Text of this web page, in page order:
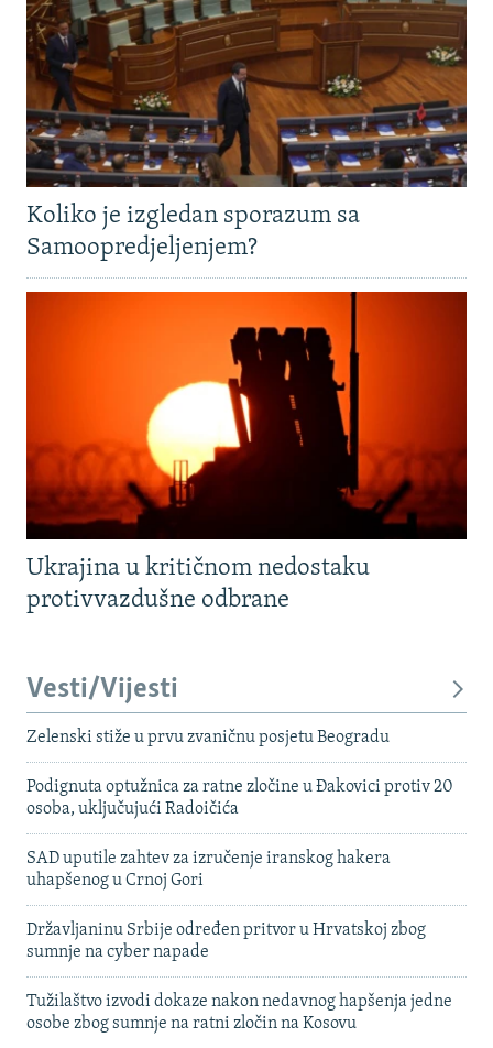
Koliko je izgledan sporazum sa
Samoopredjeljenjem?
Ukrajina u kritičnom nedostaku
protivvazdušne odbrane
Vesti/Vijesti
Zelenski stiže u prvu zvaničnu posjetu Beogradu
Podignuta optužnica za ratne zločine u Đakovici protiv 20
osoba, uključujući Radoičića
SAD uputile zahtev za izručenje iranskog hakera
uhapšenog u Crnoj Gori
Državljaninu Srbije određen pritvor u Hrvatskoj zbog
sumnje na cyber napade
Tužilaštvo izvodi dokaze nakon nedavnog hapšenja jedne
osobe zbog sumnje na ratni zločin na Kosovu